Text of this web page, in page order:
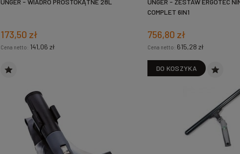
UNGER - WIADRO PROSTOKĄTNE 28L
173,50 zł
Cena netto: 141,06 zł
UNGER - ZESTAW ERGOTEC
COMPLET 6IN1
756,80 zł
Cena netto: 615,28 zł
DO KOSZYKA